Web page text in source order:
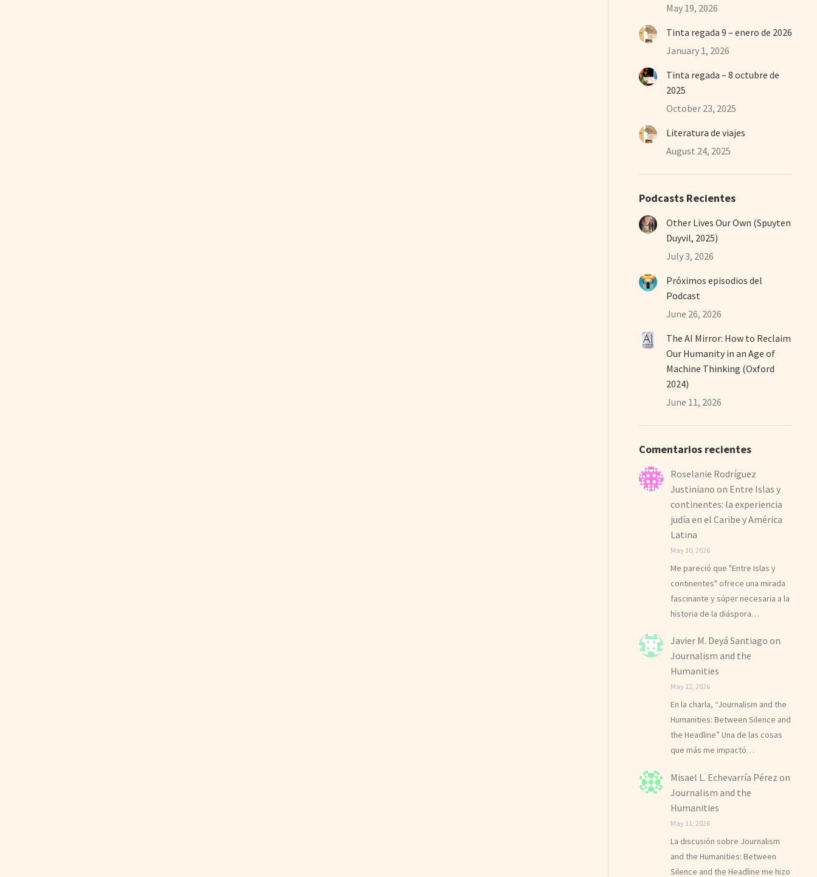
May 19, 2026
Tinta regada 9 – enero de 2026
January 1, 2026
Tinta regada – 8 octubre de
2025
October 23, 2025
Literatura de viajes
August 24, 2025
Podcasts Recientes
Other Lives Our Own (Spuyten
Duyvil, 2025)
July 3, 2026
Próximos episodios del
Podcast
June 26, 2026
The AI Mirror: How to Reclaim
Our Humanity in an Age of
Machine Thinking (Oxford
2024)
June 11, 2026
Comentarios recientes
Roselanie Rodríguez
Justiniano on Entre Islas y
continentes: la experiencia
judía en el Caribe y América
Latina
May 30, 2026
Me pareció que "Entre Islas y
continentes" ofrece una mirada
fascinante y súper necesaria a la
historia de la diáspora…
Javier M. Deyá Santiago on
Journalism and the
Humanities
May 12, 2026
En la charla, “Journalism and the
Humanities: Between Silence and
the Headline” Una de las cosas
que más me impactó…
Misael L. Echevarría Pérez on
Journalism and the
Humanities
May 11, 2026
La discusión sobre Journalism
and the Humanities: Between
Silence and the Headline me hizo